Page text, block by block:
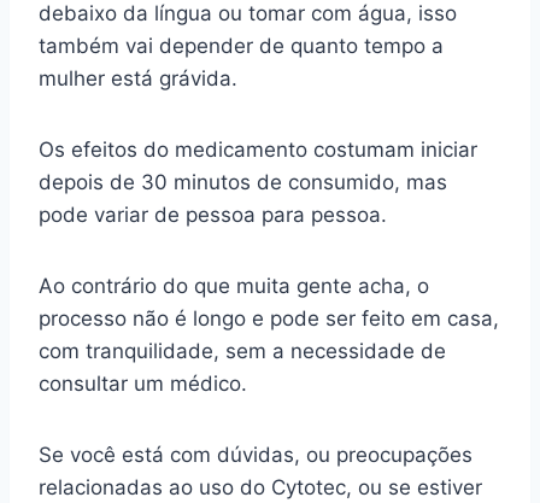
debaixo da língua ou tomar com água, isso
também vai depender de quanto tempo a
mulher está grávida.
Os efeitos do medicamento costumam iniciar
depois de 30 minutos de consumido, mas
pode variar de pessoa para pessoa.
Ao contrário do que muita gente acha, o
processo não é longo e pode ser feito em casa,
com tranquilidade, sem a necessidade de
consultar um médico.
Se você está com dúvidas, ou preocupações
relacionadas ao uso do Cytotec, ou se estiver